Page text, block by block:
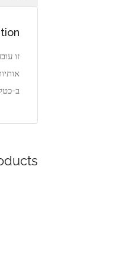
זו
ב-